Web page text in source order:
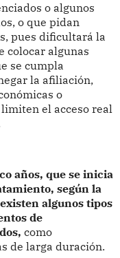
o algunos
o que pidan
pues dificultará la
colocar algunas
se cumpla
la afiliación,
o
el acceso real
años, que se inicia
según la
algunos tipos
de
como
de larga duración.